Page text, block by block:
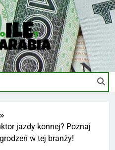
Ile-
Ciekawostki I Biznes
jazdy konnej? Poznaj
w tej branży!